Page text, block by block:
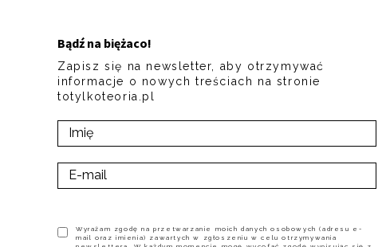
Bądź na biężaco!
Zapisz się na newsletter, aby otrzymywać
informacje o nowych treściach na stronie
totylkoteoria.pl
Wyrażam zgodę na przetwarzanie moich danych osobowych (adresu e-
mail oraz imienia) zawartych w zgłoszeniu w celu otrzymywania